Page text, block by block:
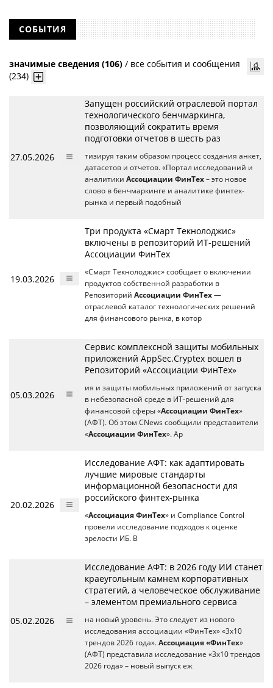
СОБЫТИЯ
значимые сведения (106) / все события и сообщения
(234)
27.05.2026
Запущен российский отраслевой портал
технологического бенчмаркинга,
позволяющий сократить время
подготовки отчетов в шесть раз
тизируя таким образом процесс создания анкет,
датасетов и отчетов. «Портал исследований и
аналитики Ассоциации ФинТех – это новое
слово в бенчмаркинге и аналитике финтех-
рынка и первый подобный
19.03.2026
Три продукта «Смарт Текнолоджис»
включены в репозиторий ИТ-решений
Ассоциации ФинТех
«Смарт Текнолоджис» сообщает о включении
продуктов собственной разработки в
Репозиторий Ассоциации ФинТех —
отраслевой каталог технологических решений
для финансового рынка, в котор
05.03.2026
Сервис комплексной защиты мобильных
приложений AppSec.Cryptex вошел в
Репозиторий «Ассоциации ФинТех»
ия и защиты мобильных приложений от запуска
в небезопасной среде в ИТ-решений для
финансовой сферы «Ассоциации ФинТех»
(АФТ). Об этом CNews сообщили представители
«Ассоциации ФинТех». Ap
20.02.2026
Исследование АФТ: как адаптировать
лучшие мировые стандарты
информационной безопасности для
российского финтех-рынка
«Ассоциация ФинТех» и Compliance Control
провели исследование подходов к оценке
зрелости ИБ. В
05.02.2026
Исследование АФТ: в 2026 году ИИ станет
краеугольным камнем корпоративных
стратегий, а человеческое обслуживание
– элементом премиального сервиса
на новый уровень. Это следует из нового
исследования ассоциации «ФинТех» «3х10
трендов 2026 года». Ассоциация «ФинТех»
(АФТ) представила исследование «3х10 трендов
2026 года» – новый выпуск еж